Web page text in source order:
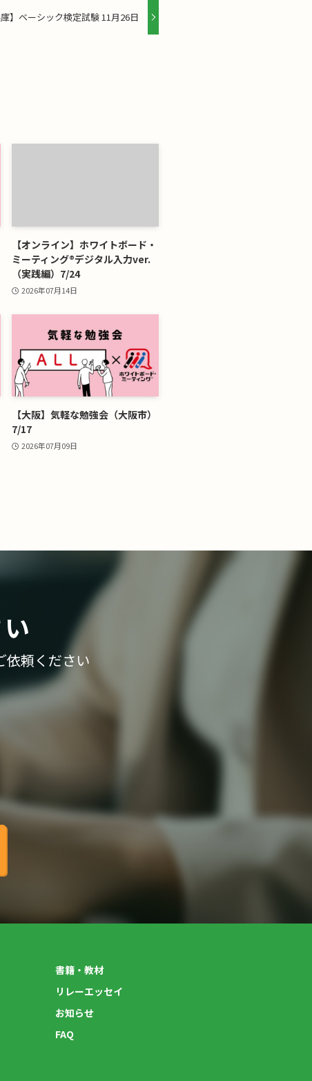
庫】ベーシック検定試験 11月26日
【オンライン】ホワイトボード・
ミーティング®デジタル入力ver.
（実践編）7/24
2026年07月14日
【大阪】気軽な勉強会（大阪市）
7/17
2026年07月09日
依頼ください
書籍・教材
リレーエッセイ
お知らせ
FAQ